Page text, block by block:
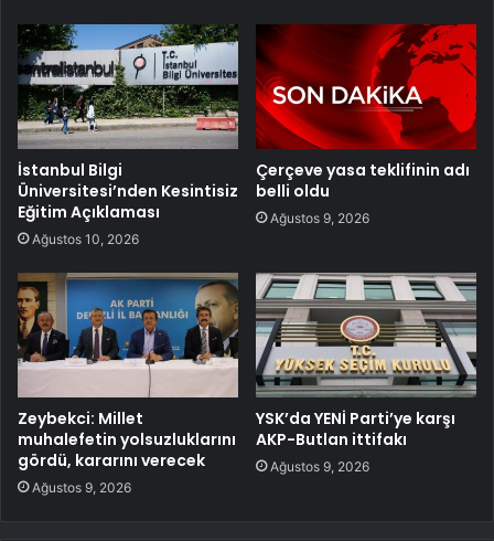
İstanbul Bilgi
Üniversitesi’nden Kesintisiz
Eğitim Açıklaması
Ağustos 10, 2026
Çerçeve yasa teklifinin adı
belli oldu
Ağustos 9, 2026
Zeybekci: Millet
muhalefetin yolsuzluklarını
gördü, kararını verecek
Ağustos 9, 2026
YSK’da YENİ Parti’ye karşı
AKP-Butlan ittifakı
Ağustos 9, 2026